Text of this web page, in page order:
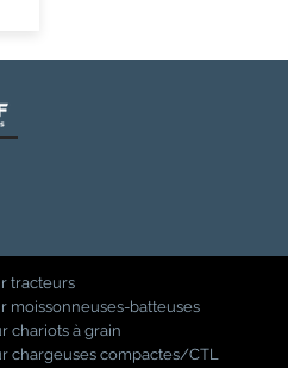
tracteurs
moissonneuses-batteuses
chariots à grain
chargeuses compactes/CTL